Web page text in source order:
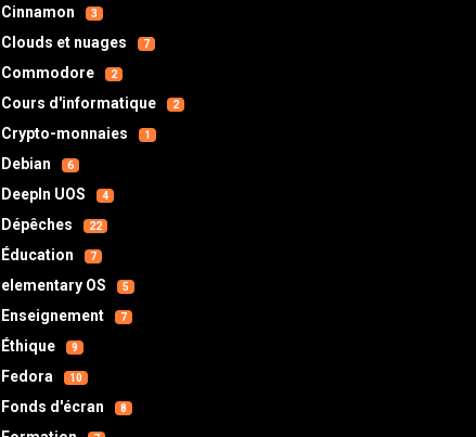
Cinnamon 3
Clouds et nuages 7
Commodore 2
Cours d'informatique 2
Crypto-monnaies 1
Debian 6
DeepIn UOS 4
Dépêches 22
Éducation 7
elementary OS 5
Enseignement 7
Éthique 9
Fedora 10
Fonds d'écran 8